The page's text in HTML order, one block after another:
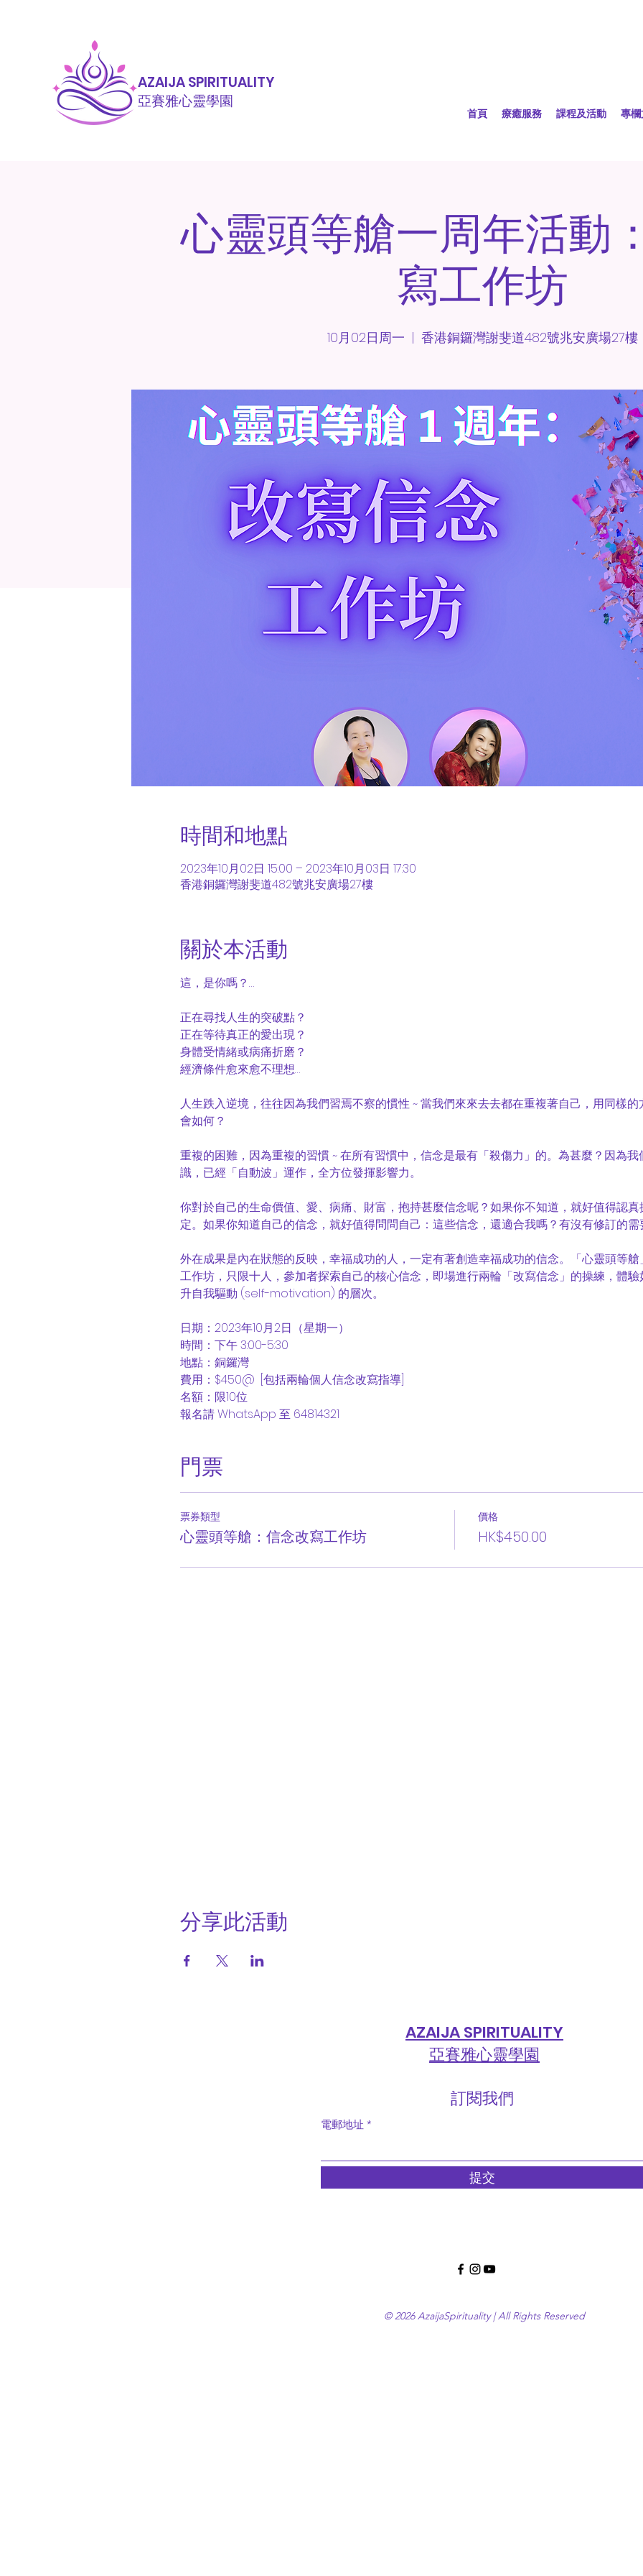
AZAIJA SPIRITUALITY
亞賽雅心靈學園
首頁 療癒服務 課程及活動 專
心靈頭等艙一周年活動
寫工作坊
10月02日周一
  |
香港銅鑼灣謝斐道482號兆安廣場27樓
時間和地點
2023年10月02日 15:00 – 2023年10月03日 17:30
香港銅鑼灣謝斐道482號兆安廣場27樓
關於本活動
這，是你嗎？…
正在尋找人生的突破點？
正在等待真正的愛出現？
身體受情緒或病痛折磨？
經濟條件愈來愈不理想…
人生跌入逆境，往往因為我們習焉不察的慣性 ~ 當我們來來去去都在重複著自己，用同樣
會如何？
重複的困難，因為重複的習慣 ~ 在所有習慣中，信念是最有「殺傷力」的。為甚麼？因為
識，已經「自動波」運作，全方位發揮影響力。
你對於自己的生命價值、愛、病痛、財富，抱持甚麼信念呢？如果你不知道，就好值得認
定。如果你知道自己的信念，就好值得問問自己：這些信念，還適合我嗎？有沒有修訂的需
外在成果是內在狀態的反映，幸福成功的人，一定有著創造幸福成功的信念。「心靈頭等
工作坊，只限十人，參加者探索自己的核心信念，即場進行兩輪「改寫信念」的操練，體
升自我驅動 (self-motivation) 的層次。
日期：2023年10月2日（星期一）
時間：下午 3:00-5:30
地點：銅鑼灣
費用：$450@  [包括兩輪個人信念改寫指導]
名額：限10位
報名請 WhatsApp 至 64814321
門票
票券類型
心靈頭等艙：信念改寫工作坊
價格
HK$450.00
分享此活動
AZAIJA SPIRITUALITY
亞賽雅心靈學園
​訂閱我們
電郵地址
提交
© 2026 AzaijaSpirituality | All Rights Reserved